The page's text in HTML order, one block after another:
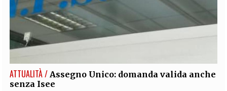
ATTUALITÀ / Assegno Unico: domanda valida anche
senza Isee